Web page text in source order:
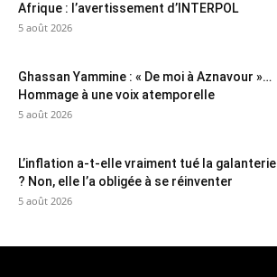
Afrique : l’avertissement d’INTERPOL
5 août 2026
Ghassan Yammine : « De moi à Aznavour »…
Hommage à une voix atemporelle
5 août 2026
L’inflation a-t-elle vraiment tué la galanterie
? Non, elle l’a obligée à se réinventer
5 août 2026